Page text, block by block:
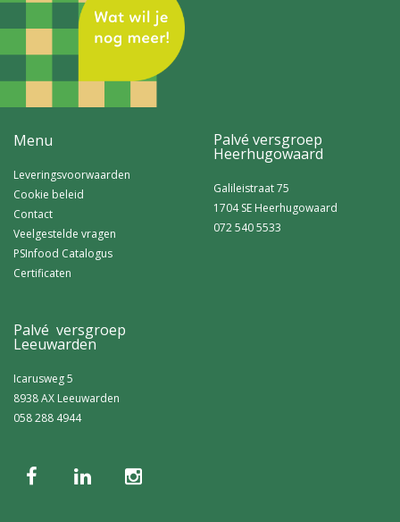
Menu
Leveringsvoorwaarden
Cookie beleid
Contact
Veelgestelde vragen
PSInfood Catalogus
Certificaten
Palvé versgroep
Heerhugowaard
Galileistraat 75
1704 SE Heerhugowaard
072 540 5533
Palvé versgroep
Leeuwarden
Icarusweg 5
8938 AX Leeuwarden
058 288 4944